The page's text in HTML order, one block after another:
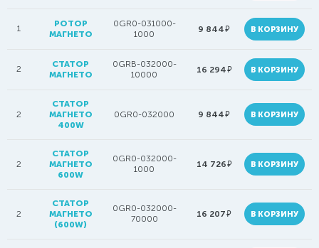
1
РОТОР
МАГНЕТО
0GR0-031000-
1000
9 844руб. В КОРЗИНУ
2
СТАТОР
МАГНЕТО
0GRB-032000-
10000
16 294руб. В КОРЗИНУ
2
СТАТОР
МАГНЕТО
400W
0GR0-032000 9 844руб. В КОРЗИНУ
2
СТАТОР
МАГНЕТО
600W
0GR0-032000-
1000
14 726руб. В КОРЗИНУ
2
СТАТОР
МАГНЕТО
(600W)
0GR0-032000-
70000
16 207руб. В КОРЗИНУ